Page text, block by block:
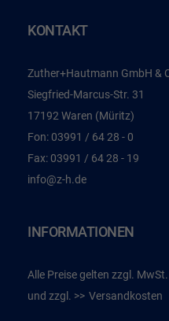
KONTAKT
Zuther+Hautmann GmbH &
Siegfried-Marcus-Str. 31
17192 Waren (Müritz)
Fon: 03991 / 64 28 - 0
Fax: 03991 / 64 28 - 19
info@z-h.de
INFORMATIONEN
Alle Preise gelten zzgl. MwSt.
und zzgl.
Versandkosten